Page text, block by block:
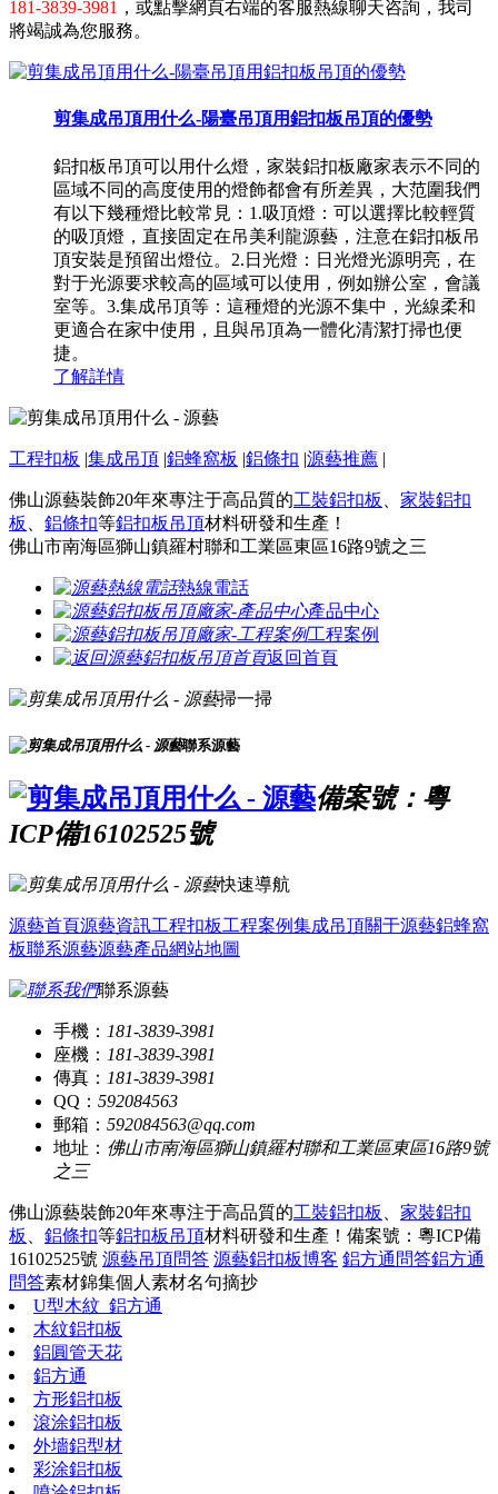
181-3839-3981 ，或點擊網頁右端的客服熱線聊天咨詢，我司
將竭誠為您服務。
剪集成吊頂用什么-陽臺吊頂用鋁扣板吊頂的優勢
鋁扣板吊頂可以用什么燈，家裝鋁扣板廠家表示不同的
區域不同的高度使用的燈飾都會有所差異，大范圍我們
有以下幾種燈比較常見：1.吸頂燈：可以選擇比較輕質
的吸頂燈，直接固定在吊美利龍源藝，注意在鋁扣板吊
頂安裝是預留出燈位。2.日光燈：日光燈光源明亮，在
對于光源要求較高的區域可以使用，例如辦公室，會議
室等。3.集成吊頂等：這種燈的光源不集中，光線柔和
更適合在家中使用，且與吊頂為一體化清潔打掃也便
捷。
了解詳情
工程扣板 |集成吊頂 |鋁蜂窩板 |鋁條扣 |源藝推薦 |
佛山源藝裝飾20年來專注于高品質的工裝鋁扣板
家裝鋁扣
板
鋁條扣等鋁扣板吊頂材料研發和生產！
佛山市南海區獅山鎮羅村聯和工業區東區16路9號之三
熱線電話
產品中心
工程案例
返回首頁
掃一掃
聯系源藝
備案號：粵
ICP備16102525號
快速導航
源藝首頁源藝資訊工程扣板工程案例集成吊頂關于源藝鋁蜂窩
板聯系源藝源藝產品網站地圖
聯系源藝
手機： 181-3839-3981
座機： 181-3839-3981
傳真： 181-3839-3981
QQ： 592084563
郵箱： 592084563@qq.com
地址： 佛山市南海區獅山鎮羅村聯和工業區東區16路9號
之三
佛山源藝裝飾20年來專注于高品質的工裝鋁扣板
家裝鋁扣
板
鋁條扣等鋁扣板吊頂材料研發和生產！ 備案號：粵ICP備
16102525號 源藝吊頂問答 源藝鋁扣板博客 鋁方通問答鋁方通
問答素材錦集個人素材名句摘抄
U型木紋_鋁方通
木紋鋁扣板
鋁圓管天花
鋁方通
方形鋁扣板
滾涂鋁扣板
外墻鋁型材
彩涂鋁扣板